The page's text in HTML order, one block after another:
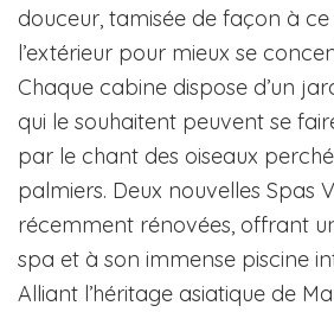
douceur, tamisée de façon à ce
l’extérieur pour mieux se
Chaque cabine dispose d’un
qui le souhaitent peuvent se
par le chant des oiseaux
palmiers. Deux nouvelles Spas
récemment rénovées, offrant
spa et à son immense piscine
Alliant l’héritage asiatique de